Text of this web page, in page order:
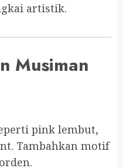
artistik.
Musiman
pink lembut,
Tambahkan motif